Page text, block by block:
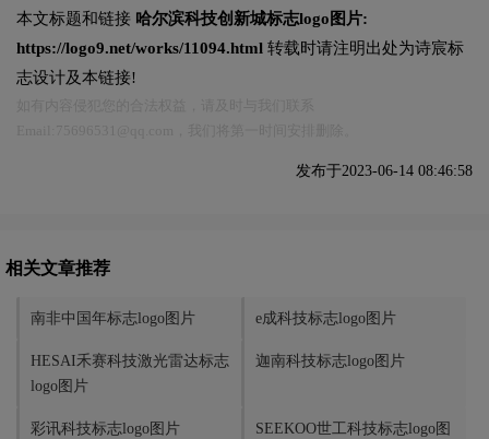
本文标题和链接 哈尔滨科技创新城标志logo图片:
https://logo9.net/works/11094.html 转载时请注明出处为诗宸标
志设计及本链接!
发布于2023-06-14 08:46:58
相关文章推荐
南非中国年标志logo图片 e成科技标志logo图片
HESAI禾赛科技激光雷达标志
logo图片
迦南科技标志logo图片
彩讯科技标志logo图片
SEEKOO世工科技标志logo图